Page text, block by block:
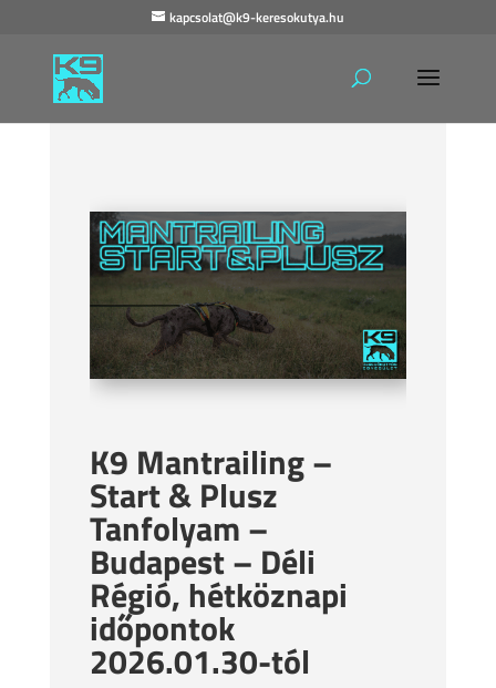
kapcsolat@k9-keresokutya.hu
K9 Mantrailing –
Start & Plusz
Tanfolyam –
Budapest – Déli
Régió, hétköznapi
időpontok
2026.01.30-tól